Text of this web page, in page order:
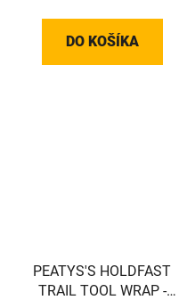
DO KOŠÍKA
PEATYS'S HOLDFAST
TRAIL TOOL WRAP -